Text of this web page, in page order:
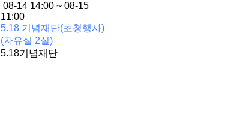
08-14 14:00 ~ 08-15
11:00
5.18 기념재단(초청행사)
(자유실 2실)
5.18기념재단